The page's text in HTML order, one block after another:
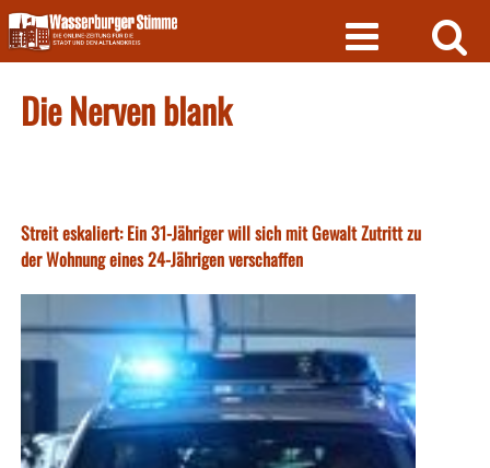
Skip
to
content
Die Nerven blank
Streit eskaliert: Ein 31-Jähriger will sich mit Gewalt Zutritt zu
der Wohnung eines 24-Jährigen verschaffen